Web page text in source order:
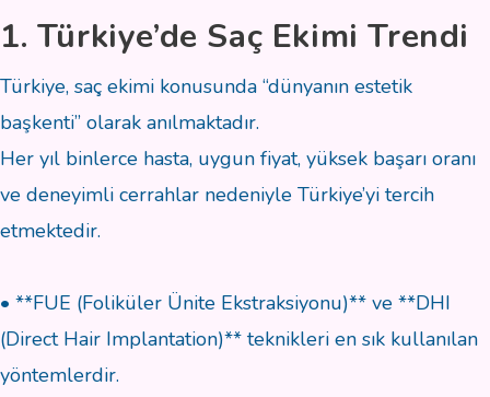
1. Türkiye’de Saç Ekimi Trendi
Türkiye, saç ekimi konusunda “dünyanın estetik
başkenti” olarak anılmaktadır.
Her yıl binlerce hasta, uygun fiyat, yüksek başarı oranı
ve deneyimli cerrahlar nedeniyle Türkiye’yi tercih
etmektedir.
• **FUE (Foliküler Ünite Ekstraksiyonu)** ve **DHI
(Direct Hair Implantation)** teknikleri en sık kullanılan
yöntemlerdir.